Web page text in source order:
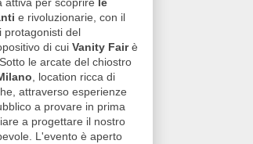
attiva per scoprire le
e rivoluzionarie, con il
protagonisti del
di cui Vanity Fairè
le arcate del chiostro
, location ricca di
attraverso esperienze
a provare in prima
a progettare il nostro
L'evento è aperto